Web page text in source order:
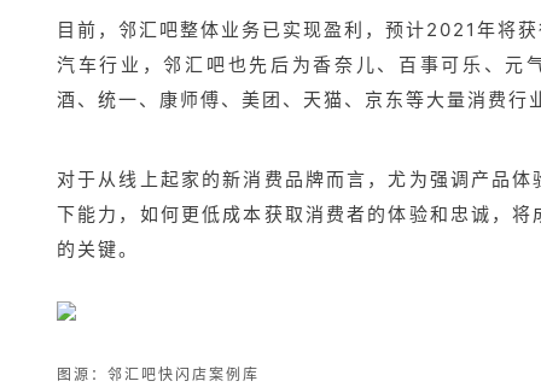
目前，邻汇 吧整体业务已实现盈利，预计2021年将
汽车行业，邻汇吧也先后为香奈儿、百事可乐、元
酒、统一、康师傅、美团、天猫、京东等大量消费行
对于从线上起家的新消费品牌而言，尤为强调产品
下能力，如何更低成本获取消费者的体验和忠诚，
的关键。
图源： 邻汇吧快闪店案例库